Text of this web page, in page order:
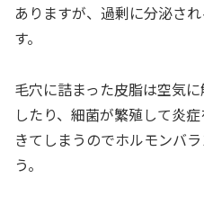
ありますが、過剰に分泌さ
す。
毛穴に詰まった皮脂は空気
したり、細菌が繁殖して炎
きてしまうのでホルモンバ
う。